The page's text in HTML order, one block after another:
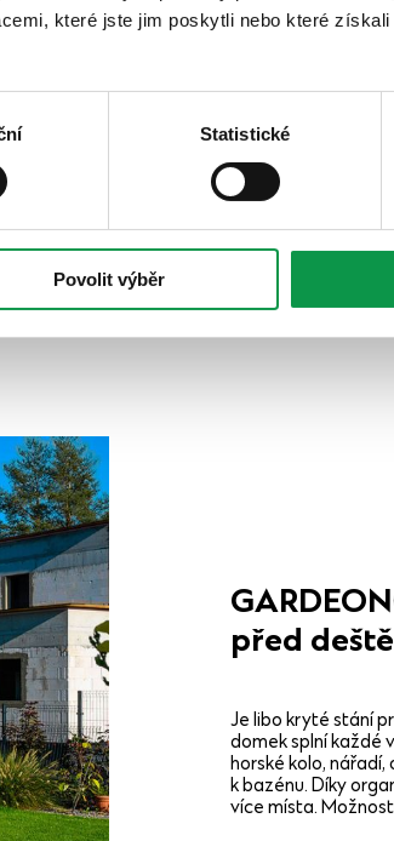
které jste jim poskytli nebo které
Statistické
Povolit výběr
+13 531 Kč
Přidat do košíku
před
Je libo kryté stání
domek splní každé
horské kolo,
k bazénu. Díky
více místa.